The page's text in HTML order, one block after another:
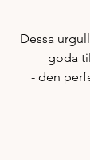
Dessa
goda
- den